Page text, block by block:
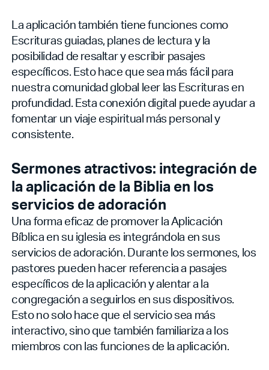
La aplicación también tiene funciones como
Escrituras guiadas, planes de lectura y la
posibilidad de resaltar y escribir pasajes
específicos. Esto hace que sea más fácil para
nuestra comunidad global leer las Escrituras en
profundidad. Esta conexión digital puede ayudar a
fomentar un viaje espiritual más personal y
consistente.
Sermones atractivos: integración de
la aplicación de la Biblia en los
servicios de adoración
Una forma eficaz de promover la Aplicación
Bíblica en su iglesia es integrándola en sus
servicios de adoración. Durante los sermones, los
pastores pueden hacer referencia a pasajes
específicos de la aplicación y alentar a la
congregación a seguirlos en sus dispositivos.
Esto no solo hace que el servicio sea más
interactivo, sino que también familiariza a los
miembros con las funciones de la aplicación.